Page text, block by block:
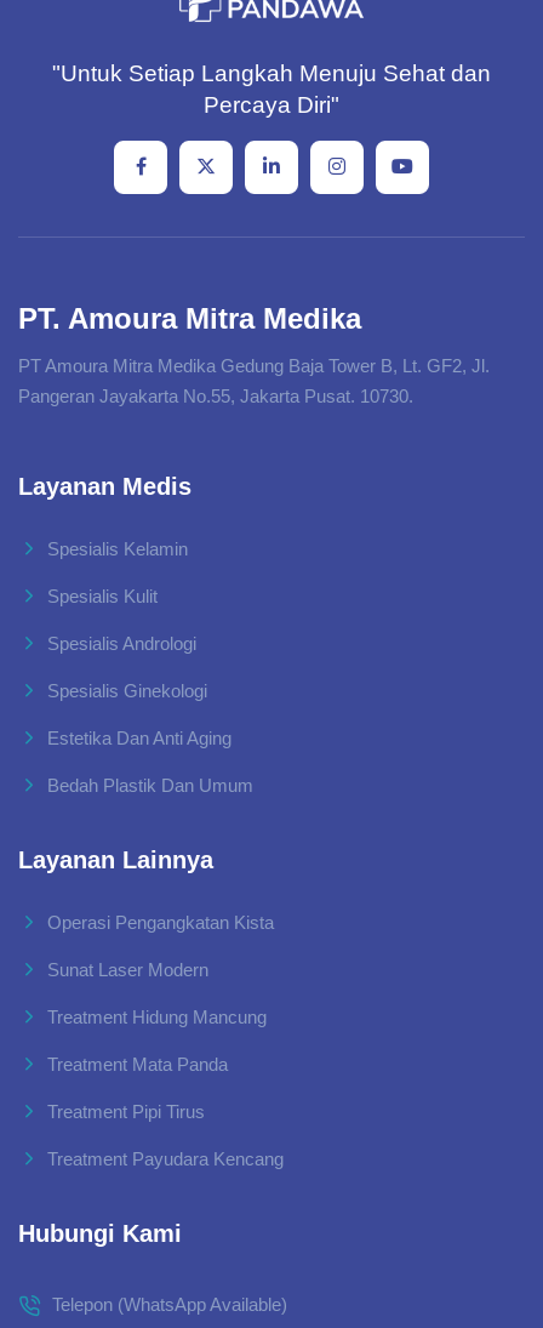
"Untuk Setiap Langkah Menuju Sehat dan
Percaya Diri"
PT. Amoura Mitra Medika
PT Amoura Mitra Medika Gedung Baja Tower B, Lt. GF2, Jl.
Pangeran Jayakarta No.55, Jakarta Pusat. 10730.
Layanan Medis
Spesialis Kelamin
Spesialis Kulit
Spesialis Andrologi
Spesialis Ginekologi
Estetika Dan Anti Aging
Bedah Plastik Dan Umum
Layanan Lainnya
Operasi Pengangkatan Kista
Sunat Laser Modern
Treatment Hidung Mancung
Treatment Mata Panda
Treatment Pipi Tirus
Treatment Payudara Kencang
Hubungi Kami
Telepon (WhatsApp Available)